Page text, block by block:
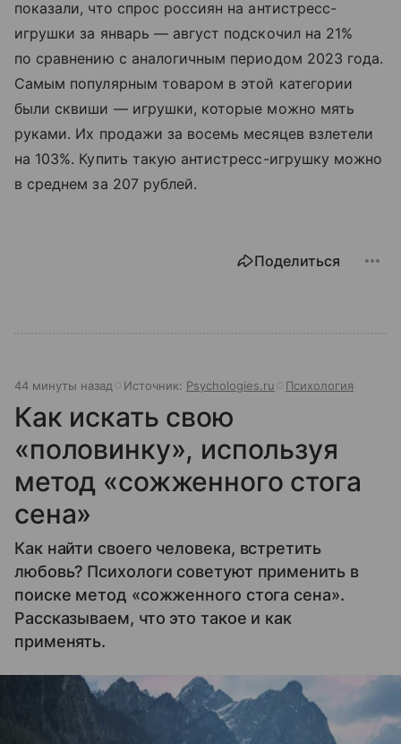
показали, что спрос россиян на антистресс-
игрушки за январь — август подскочил на 21%
по сравнению с аналогичным периодом 2023 года.
Самым популярным товаром в этой категории
были сквиши — игрушки, которые можно мять
руками. Их продажи за восемь месяцев взлетели
на 103%. Купить такую антистресс-игрушку можно
в среднем за 207 рублей.
Поделиться
44 минуты назад Источник: Psychologies.ru Психология
Как искать свою
«половинку», используя
метод «сожженного стога
сена»
Как найти своего человека, встретить
любовь? Психологи советуют применить в
поиске метод «сожженного стога сена».
Рассказываем, что это такое и как
применять.